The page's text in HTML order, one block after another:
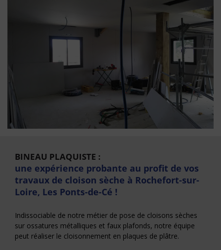
BINEAU PLAQUISTE :
une expérience probante au profit de vos
travaux de cloison sèche à Rochefort-sur-
Loire, Les Ponts-de-Cé !
Indissociable de notre métier de pose de cloisons sèches
sur ossatures métalliques et faux plafonds, notre équipe
peut réaliser le cloisonnement en plaques de plâtre.